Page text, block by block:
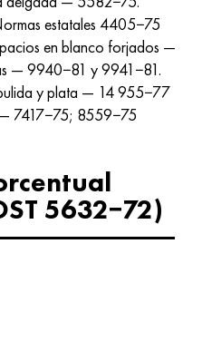
estatales 4405−75
en blanco forjados —
— 9940−81 y 9941−81.
y plata — 14 955−77
7417−75; 8559−75
5632−72)